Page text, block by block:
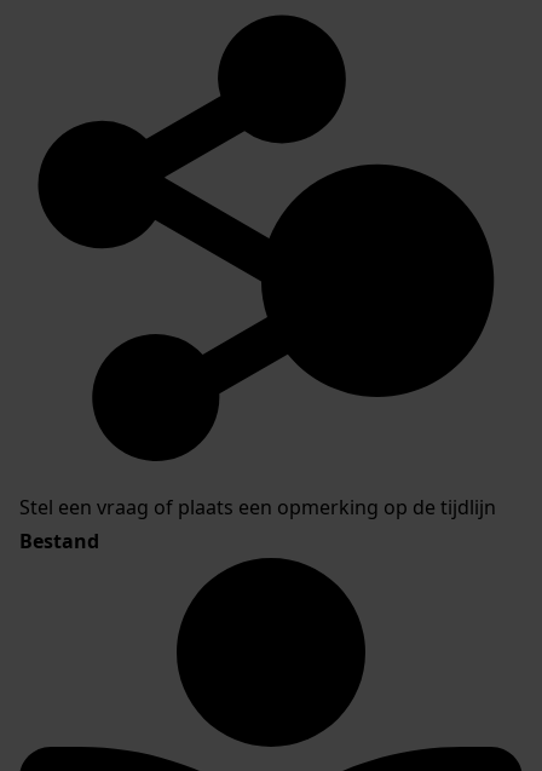
Stel een vraag of plaats een opmerking op de tijdlijn
Bestand